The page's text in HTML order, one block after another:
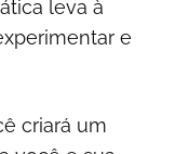
leva à
e
criará um